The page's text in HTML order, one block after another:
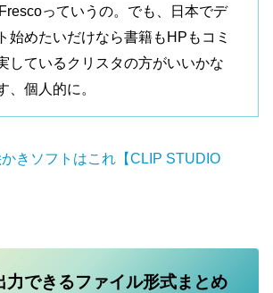
っていうの。でも、日本でデ
始めたいだけなら書籍もHPもコミ
しているクリスタの方がいいかな
、個人的に。
きソフトはこれ【CLIP STUDIO
力できるファイル形式まとめ